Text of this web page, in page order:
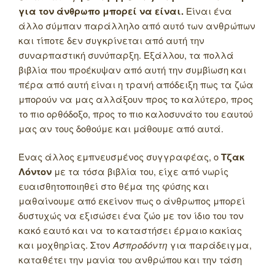
για τον άνθρωπο μπορεί να είναι. Είναι ένα
άλλο σύμπαν παράλληλο από αυτό των ανθρώπων
και τίποτε δεν συγκρίνεται από αυτή την
συναρπαστική συνύπαρξη. Εξάλλου, τα πολλά
βιβλία που προέκυψαν από αυτή την συμβίωση και
πέρα από αυτή είναι η τρανή απόδειξη πως τα ζώα
μπορούν να μας αλλάξουν προς το καλύτερο, προς
το πιο ορθόδοξο, προς το πιο καλοσυνάτο του εαυτού
μας αν τους δοθούμε και μάθουμε από αυτά.
Ένας άλλος εμπνευσμένος συγγραφέας, οΤζακ
Λόντον με τα τόσα βιβλία του, είχε από νωρίς
ευαισθητοποιηθεί στο θέμα της φύσης και
μαθαίνουμε από εκείνον πως ο άνθρωπος μπορεί
δυστυχώς να εξισώσει ένα ζώο με τον ίδιο του τον
κακό εαυτό και να το καταστήσει έρμαιο κακίας
και μοχθηρίας. Στον Ασπροδόντη για παράδειγμα,
καταθέτει την μανία του ανθρώπου και την τάση